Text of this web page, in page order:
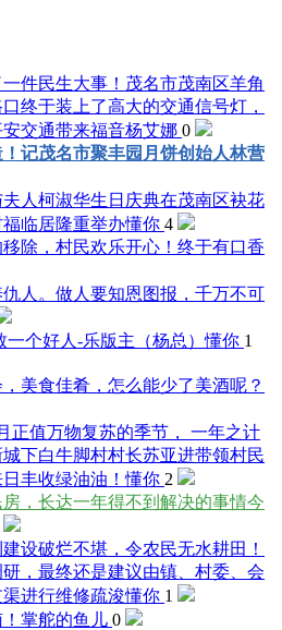
件民生大事！茂名市茂南区羊角
终于装上了高大的交通信号灯，
交通带来福音杨艾娜 0
记茂名市聚丰园月饼创始人林营
人柯淑华生日庆典在茂南区袂花
临居隆重举办懂你 4
除，村民欢乐开心！终于有口香
人。做人要知恩图报，千万不可
一个好人-乐版主（杨总）懂你 1
美食佳肴，怎么能少了美酒呢？
正值万物复苏的季节， 一年之计
下白牛脚村村长苏亚进带领村民
丰收绿油油！懂你 2
，长达一年得不到解决的事情今
设破烂不堪，令农民无水耕田！
，最终还是建议由镇、村委、会
进行维修疏浚懂你 1
掌舵的鱼儿 0